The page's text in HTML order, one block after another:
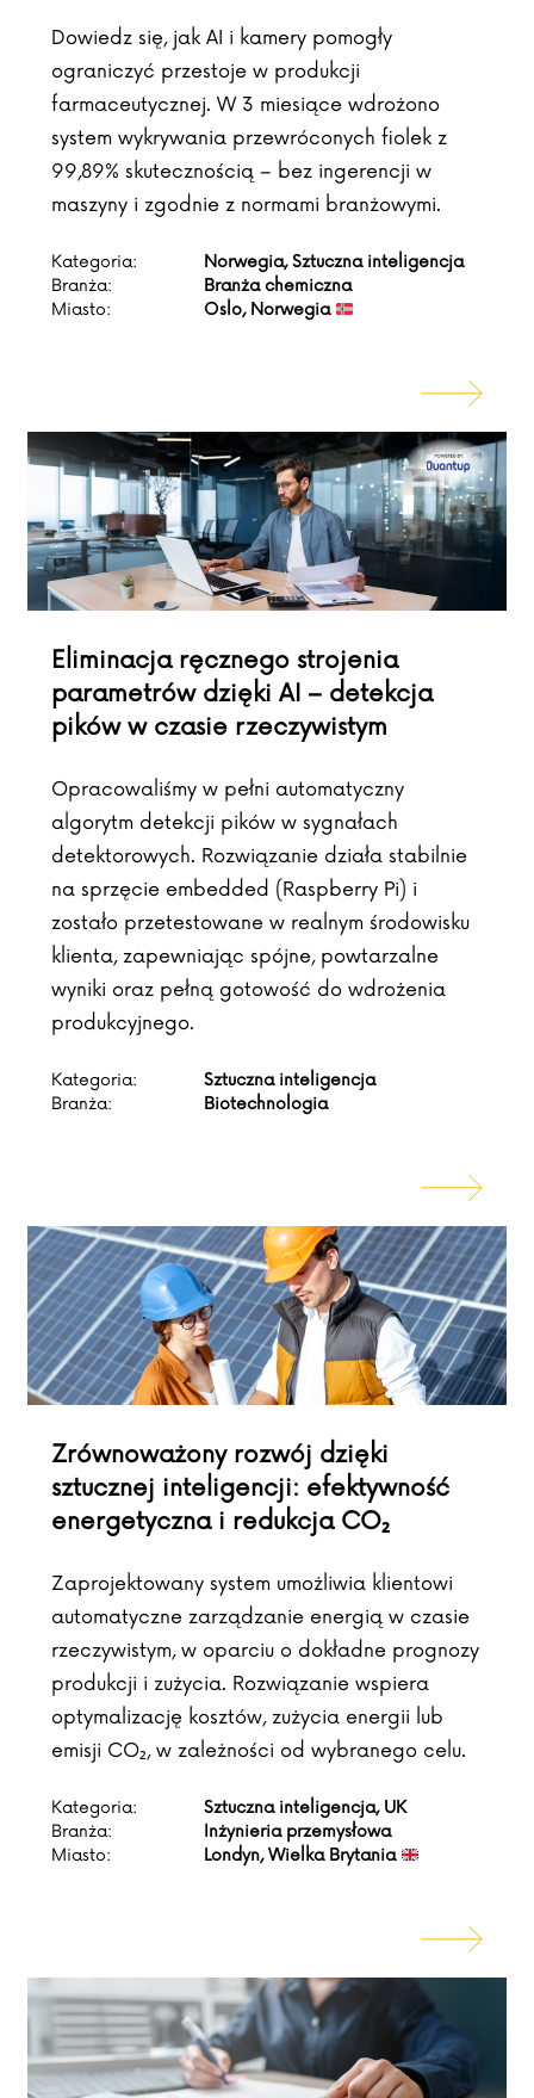
Dowiedz się, jak AI i kamery pomogły
ograniczyć przestoje w produkcji
farmaceutycznej. W 3 miesiące wdrożono
system wykrywania przewróconych fiolek z
99,89% skutecznością – bez ingerencji w
maszyny i zgodnie z normami branżowymi.
Kategoria:
Norwegia, Sztuczna inteligencja
Branża:
Branża chemiczna
Miasto:
Oslo, Norwegia
Eliminacja ręcznego strojenia
parametrów dzięki AI – detekcja
pików w czasie rzeczywistym
Opracowaliśmy w pełni automatyczny
algorytm detekcji pików w sygnałach
detektorowych. Rozwiązanie działa stabilnie
na sprzęcie embedded (Raspberry Pi) i
zostało przetestowane w realnym środowisku
klienta, zapewniając spójne, powtarzalne
wyniki oraz pełną gotowość do wdrożenia
produkcyjnego.
Kategoria:
Sztuczna inteligencja
Branża:
Biotechnologia
Zrównoważony rozwój dzięki
sztucznej inteligencji: efektywność
energetyczna i redukcja CO₂
Zaprojektowany system umożliwia klientowi
automatyczne zarządzanie energią w czasie
rzeczywistym, w oparciu o dokładne prognozy
produkcji i zużycia. Rozwiązanie wspiera
optymalizację kosztów, zużycia energii lub
emisji CO₂, w zależności od wybranego celu.
Kategoria:
Sztuczna inteligencja, UK
Branża:
Inżynieria przemysłowa
Miasto:
Londyn, Wielka Brytania